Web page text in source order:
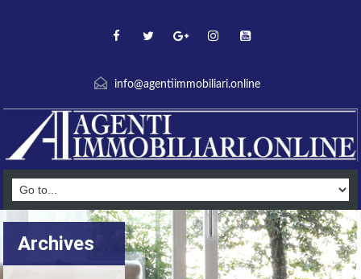
info@agentiimmobiliari.online
Archives